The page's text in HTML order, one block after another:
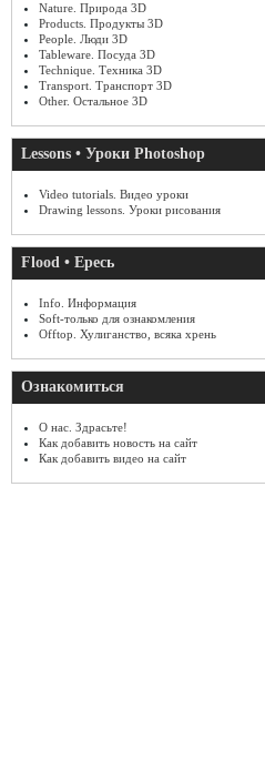
Nature. Природа 3D
Products. Продукты 3D
People. Люди 3D
Tableware. Посуда 3D
Technique. Техника 3D
Transport. Транспорт 3D
Other. Остальное 3D
Lessons • Уроки Photoshop
Video tutorials. Видео уроки
Drawing lessons. Уроки рисования
Flood • Ересь
Info. Информация
Soft-только для ознакомления
Offtop. Хулиганство, всяка хрень
Ознакомиться
О нас. Здрасьте!
Как добавить новость на сайт
Как добавить видео на сайт